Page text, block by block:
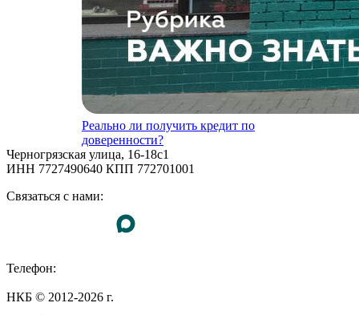
Реально ли получить кредит по
доверенности?
Черногрязская улица, 16-18с1
ИНН 7727490640 КПП 772701001
Связаться с нами:
Телефон:
НКБ © 2012-2026 г.